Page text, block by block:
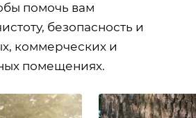
помочь вам
безопасность и
коммерческих и
помещениях.